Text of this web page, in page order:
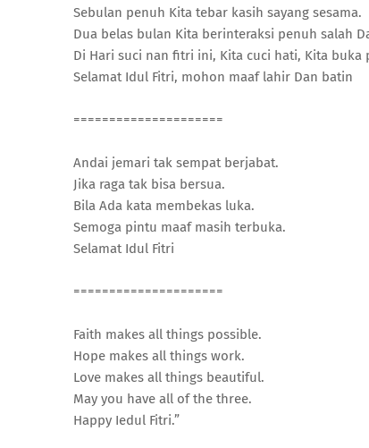
Sebulan penuh Kita tebar kasih sayang sesama.
Dua belas bulan Kita berinteraksi penuh salah
Di Hari suci nan fitri ini, Kita cuci hati, Kita buka
Selamat Idul Fitri, mohon maaf lahir Dan batin
=====================
Andai jemari tak sempat berjabat.
Jika raga tak bisa bersua.
Bila Ada kata membekas luka.
Semoga pintu maaf masih terbuka.
Selamat Idul Fitri
=====================
Faith makes all things possible.
Hope makes all things work.
Love makes all things beautiful.
May you have all of the three.
Happy Iedul Fitri.”